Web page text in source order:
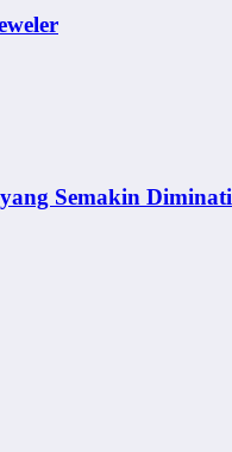
Semakin Diminati